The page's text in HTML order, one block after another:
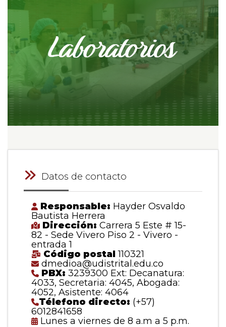
Datos de contacto
Responsable: Hayder Osvaldo
Bautista Herrera
Dirección: Carrera 5 Este # 15-
82 - Sede Vivero Piso 2 - Vivero -
entrada 1
Código postal110321
dmedioa@udistrital.edu.co
PBX: 3239300 Ext: Decanatura:
4033, Secretaria: 4045, Abogada:
4052, Asistente: 4064
Télefono directo: (+57)
6012841658
Lunes a viernes de 8 a.m a 5 p.m.